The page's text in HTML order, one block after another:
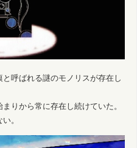
呼ばれる謎のモノリスが存在し
りから常に存在し続けていた。
。